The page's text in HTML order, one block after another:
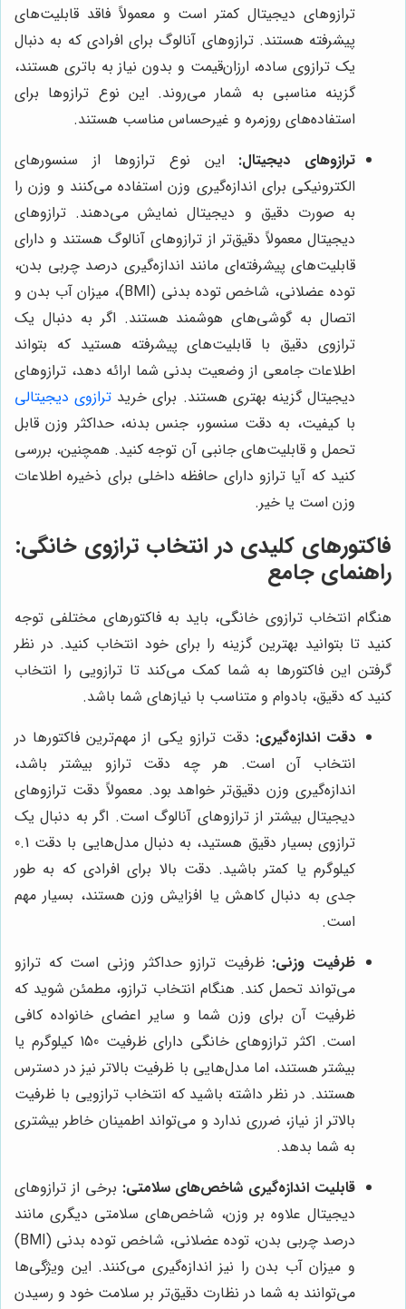
ترازوهای دیجیتال کمتر است و معمولاً فاقد قابلیت‌های
پیشرفته هستند. ترازوهای آنالوگ برای افرادی که به دنبال
یک ترازوی ساده، ارزان‌قیمت و بدون نیاز به باتری هستند،
گزینه مناسبی به شمار می‌روند. این نوع ترازوها برای
استفاده‌های روزمره و غیرحساس مناسب هستند.
ترازوهای دیجیتال: این نوع ترازوها از سنسورهای
الکترونیکی برای اندازه‌گیری وزن استفاده می‌کنند و وزن را
به صورت دقیق و دیجیتال نمایش می‌دهند. ترازوهای
دیجیتال معمولاً دقیق‌تر از ترازوهای آنالوگ هستند و دارای
قابلیت‌های پیشرفته‌ای مانند اندازه‌گیری درصد چربی بدن،
توده عضلانی، شاخص توده بدنی (BMI)، میزان آب بدن و
اتصال به گوشی‌های هوشمند هستند. اگر به دنبال یک
ترازوی دقیق با قابلیت‌های پیشرفته هستید که بتواند
اطلاعات جامعی از وضعیت بدنی شما ارائه دهد، ترازوهای
دیجیتال گزینه بهتری هستند. برای خرید ترازوی دیجیتالی
با کیفیت، به دقت سنسور، جنس بدنه، حداکثر وزن قابل
تحمل و قابلیت‌های جانبی آن توجه کنید. همچنین، بررسی
کنید که آیا ترازو دارای حافظه داخلی برای ذخیره اطلاعات
وزن است یا خیر.
فاکتورهای کلیدی در انتخاب ترازوی خانگی:
راهنمای جامع
هنگام انتخاب ترازوی خانگی، باید به فاکتورهای مختلفی توجه
کنید تا بتوانید بهترین گزینه را برای خود انتخاب کنید. در نظر
گرفتن این فاکتورها به شما کمک می‌کند تا ترازویی را انتخاب
کنید که دقیق، بادوام و متناسب با نیازهای شما باشد.
دقت اندازه‌گیری: دقت ترازو یکی از مهم‌ترین فاکتورها در
انتخاب آن است. هر چه دقت ترازو بیشتر باشد،
اندازه‌گیری وزن دقیق‌تر خواهد بود. معمولاً دقت ترازوهای
دیجیتال بیشتر از ترازوهای آنالوگ است. اگر به دنبال یک
ترازوی بسیار دقیق هستید، به دنبال مدل‌هایی با دقت 0.1
کیلوگرم یا کمتر باشید. دقت بالا برای افرادی که به طور
جدی به دنبال کاهش یا افزایش وزن هستند، بسیار مهم
است.
ظرفیت وزنی: ظرفیت ترازو حداکثر وزنی است که ترازو
می‌تواند تحمل کند. هنگام انتخاب ترازو، مطمئن شوید که
ظرفیت آن برای وزن شما و سایر اعضای خانواده کافی
است. اکثر ترازوهای خانگی دارای ظرفیت 150 کیلوگرم یا
بیشتر هستند، اما مدل‌هایی با ظرفیت بالاتر نیز در دسترس
هستند. در نظر داشته باشید که انتخاب ترازویی با ظرفیت
بالاتر از نیاز، ضرری ندارد و می‌تواند اطمینان خاطر بیشتری
به شما بدهد.
قابلیت اندازه‌گیری شاخص‌های سلامتی: برخی از ترازوهای
دیجیتال علاوه بر وزن، شاخص‌های سلامتی دیگری مانند
درصد چربی بدن، توده عضلانی، شاخص توده بدنی (BMI)
و میزان آب بدن را نیز اندازه‌گیری می‌کنند. این ویژگی‌ها
می‌توانند به شما در نظارت دقیق‌تر بر سلامت خود و رسیدن